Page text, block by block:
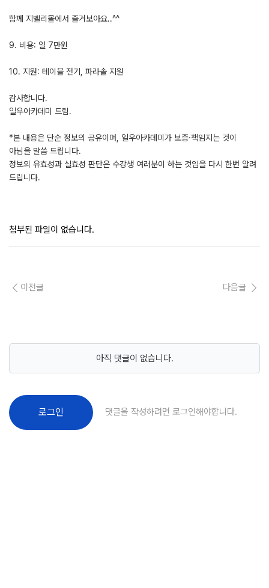
함께 지벨리몰에서 즐겨보아요..^^
9. 비용: 일 7만원
10. 지원: 테이블 전기, 파라솔 지원
감사합니다.
일우아카데미 드림.
*본 내용은 단순 정보의 공유이며, 일우아카데미가 보증·책임지는 것이
아님을 말씀 드립니다.
정보의 유효성과 실효성 판단은 수강생 여러분이 하는 것임을 다시 한번 알려
드립니다.
첨부된 파일이 없습니다.
이전글 다음글
아직 댓글이 없습니다.
로그인 댓글을 작성하려면 로그인해야합니다.